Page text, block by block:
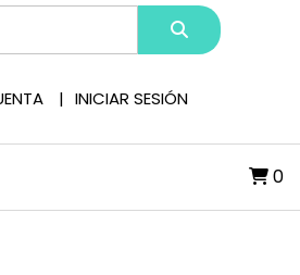
INICIAR SESIÓN
0